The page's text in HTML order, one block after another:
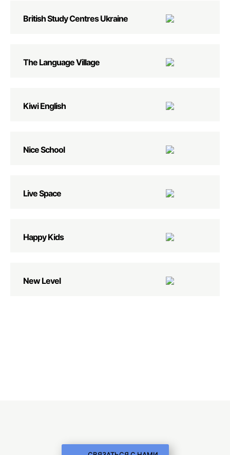
British Study Centres Ukraine
The Language Village
Kiwi English
Nice School
Live Space
Happy Kids
New Level